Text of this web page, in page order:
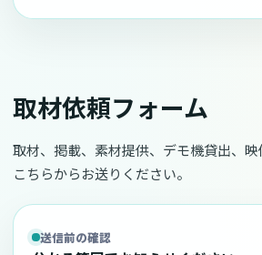
取材依頼フォーム
取材、掲載、素材提供、デモ機貸出、
こちらからお送りください。
送信前の確認